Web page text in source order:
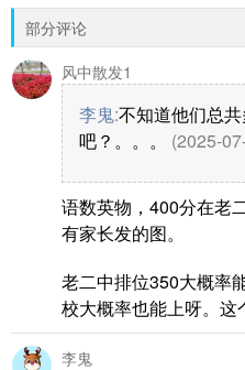
部分评论
风中散发1
李鬼:不知道他们总
吧？。。。
(2025-
语数英物，400分在老
有家长发的图。
老二中排位350大概率
校大概率也能上呀。
李鬼